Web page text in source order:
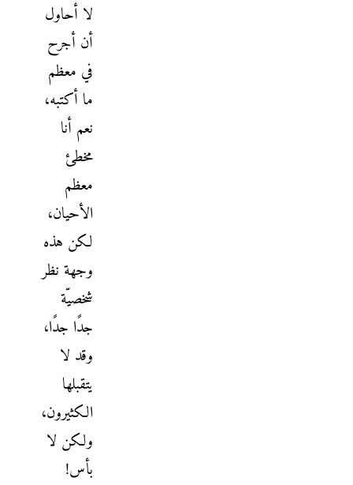
لا أحاول
أن أجرح
في معظم
ما أكتبه،
نعم أنا
مخطئ
معظم
الأحيان،
لكن هذه
وجهة نظر
شخصيّة
جدًا جدًا،
وقد لا
يتقبلها
الكثيرون،
ولكن لا
بأس!